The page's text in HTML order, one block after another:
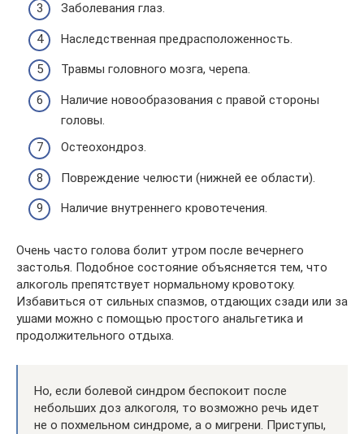
Заболевания глаз.
Наследственная предрасположенность.
Травмы головного мозга, черепа.
Наличие новообразования с правой стороны
головы.
Остеохондроз.
Повреждение челюсти (нижней ее области).
Наличие внутреннего кровотечения.
Очень часто голова болит утром после вечернего
застолья. Подобное состояние объясняется тем, что
алкоголь препятствует нормальному кровотоку.
Избавиться от сильных спазмов, отдающих сзади или за
ушами можно с помощью простого анальгетика и
продолжительного отдыха.
Но, если болевой синдром беспокоит после
небольших доз алкоголя, то возможно речь идет
не о похмельном синдроме, а о мигрени. Приступы,